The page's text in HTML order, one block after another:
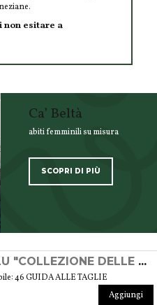
non esitare a
Ca’ Beltà
abiti femminili su misura
SCOPRI DI PIÙ
CLIO - BLU "COLLEZIONE DELLE MUSE"
46 GUIDA ALLE TAGLIE
Aggiungi